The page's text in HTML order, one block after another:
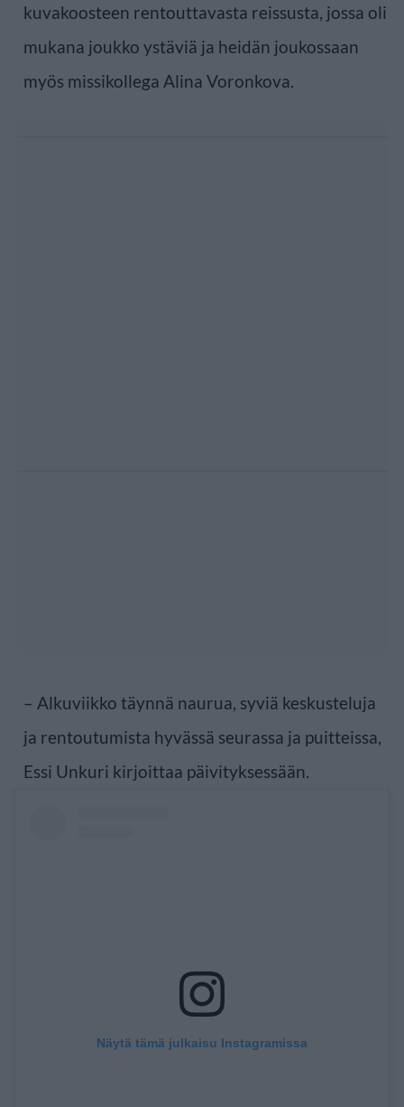
kuvakoosteen rentouttavasta reissusta, jossa oli
mukana joukko ystäviä ja heidän joukossaan
myös missikollega Alina Voronkova.
– Alkuviikko täynnä naurua, syviä keskusteluja
ja rentoutumista hyvässä seurassa ja puitteissa,
Essi Unkuri kirjoittaa päivityksessään.
Näytä tämä julkaisu Instagramissa